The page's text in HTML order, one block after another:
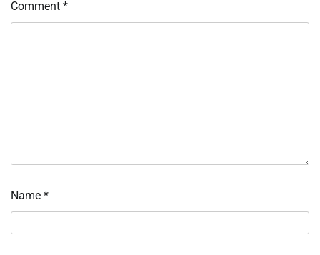
Comment *
Name *